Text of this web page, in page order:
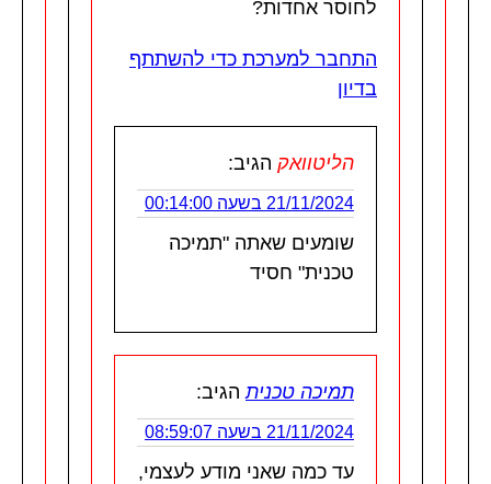
לחוסר אחדות?
התחבר למערכת כדי להשתתף
בדיון
הליטוואק הגיב:
21/11/2024 בשעה 00:14:00
שומעים שאתה "תמיכה
טכנית" חסיד
תמיכה טכנית הגיב:
21/11/2024 בשעה 08:59:07
עד כמה שאני מודע לעצמי,